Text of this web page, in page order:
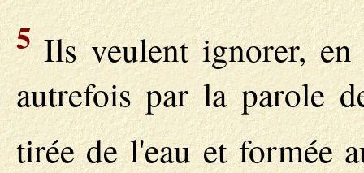
5Ils veulent ignorer, en
autrefois par la parole
tirée de l'eau et formée